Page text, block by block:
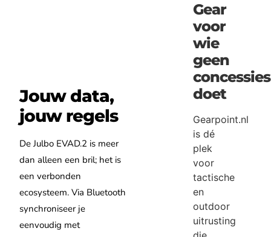
Jouw data,
jouw regels
De Julbo EVAD.2 is meer
dan alleen een bril; het is
een verbonden
ecosysteem. Via Bluetooth
synchroniseer je
eenvoudig met
Gear
voor
wie
geen
concessies
doet
Gearpoint.nl
is dé
plek
voor
tactische
en
outdoor
uitrusting